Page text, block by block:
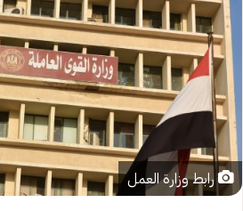
رابط وزارة العمل